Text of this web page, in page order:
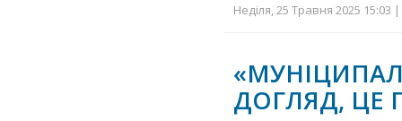
Неділя, 25 Травня 2025 15:03
ДОГЛЯД, ЦЕ